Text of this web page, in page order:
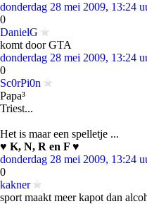
donderdag 28 mei 2009, 13:24
0
DanielG
komt door GTA
donderdag 28 mei 2009, 13:24
0
Sc0rPi0n
Papa³
Triest...
Het is maar een spelletje ...
♥ K, N, R en F ♥
donderdag 28 mei 2009, 13:24
0
kakner
sport maakt meer kapot dan